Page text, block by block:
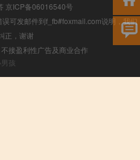
京ICP备06016540号
可发邮件到f_fb#foxmail.com说明，我们
正，谢谢
接盈利性广告及商业合作
孩